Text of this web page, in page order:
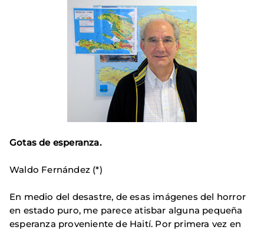
Gotas de esperanza.
Waldo Fernández (*)
En medio del desastre, de esas imágenes del horror
en estado puro, me parece atisbar alguna pequeña
esperanza proveniente de Haití. Por primera vez en